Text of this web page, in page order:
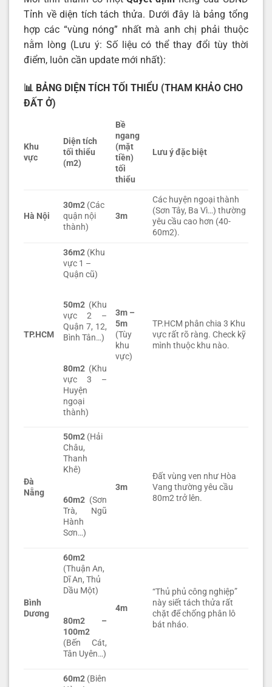
Tỉnh về diện tích tách thửa. Dưới đây là bảng tổng
hợp các “vùng nóng” nhất mà anh chị phải thuộc
nằm lòng (Lưu ý: Số liệu có thể thay đổi tùy thời
điểm, luôn cần update mới nhất):
📊 BẢNG DIỆN TÍCH TỐI THIỂU (THAM KHẢO CHO
ĐẤT Ở)
Khu
vực
Diện tích
tối thiểu
(m2)
Bề
ngang
(mặt
tiền)
tối
thiểu
Lưu ý đặc biệt
Hà Nội
30m2 (Các
quận nội
thành)
3m
Các huyện ngoại thành
(Sơn Tây, Ba Vì…) thường
yêu cầu cao hơn (40-
60m2).
TP.HCM
36m2 (Khu
vực 1 –
Quận cũ)
50m2 (Khu
vực 2 –
Quận 7, 12,
Bình Tân…)
80m2 (Khu
vực 3 –
Huyện
ngoại
thành)
3m –
5m
(Tùy
khu
vực)
TP.HCM phân chia 3 Khu
vực rất rõ ràng. Check kỹ
mình thuộc khu nào.
Đà
Nẵng
50m2 (Hải
Châu,
Thanh
Khê)
60m2 (Sơn
Trà, Ngũ
Hành
Sơn…)
3m
Đất vùng ven như Hòa
Vang thường yêu cầu
80m2 trở lên.
Bình
Dương
60m2
(Thuận An,
Dĩ An, Thủ
Dầu Một)
80m2 –
100m2
(Bến Cát,
Tân Uyên…)
4m
“Thủ phủ công nghiệp”
này siết tách thửa rất
chặt để chống phân lô
bát nháo.
60m2 (Biên